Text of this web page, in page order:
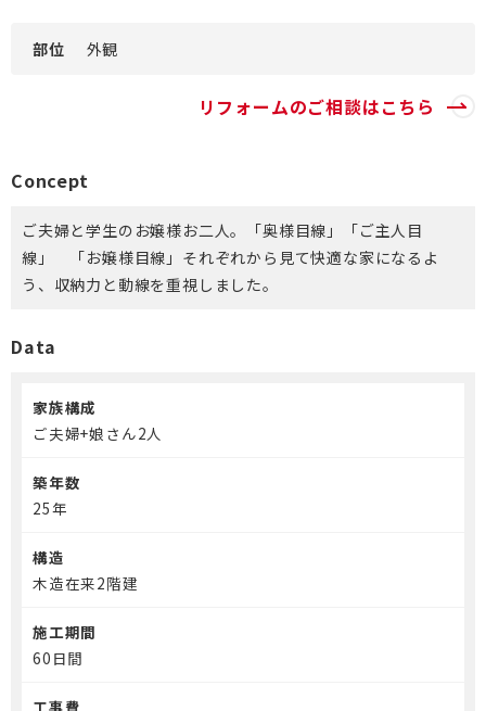
ご高齢者のためのリフォーム
介護保険事業「らく介」
部位 外観
リフォームのご相談はこちら
Concept
ご夫婦と学生のお嬢様お二人。「奥様目線」「ご主人目
線」 「お嬢様目線」それぞれから見て快適な家になるよ
う、収納力と動線を重視しました。
Data
家族構成
ご夫婦+娘さん2人
築年数
25年
構造
木造在来2階建
施工期間
60日間